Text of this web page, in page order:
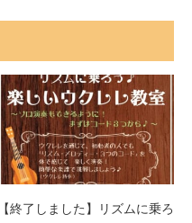
【終了しました】リズムに乗ろ